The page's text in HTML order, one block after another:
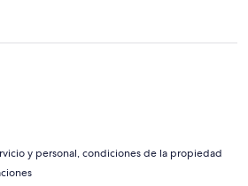
y personal, condiciones de la propiedad